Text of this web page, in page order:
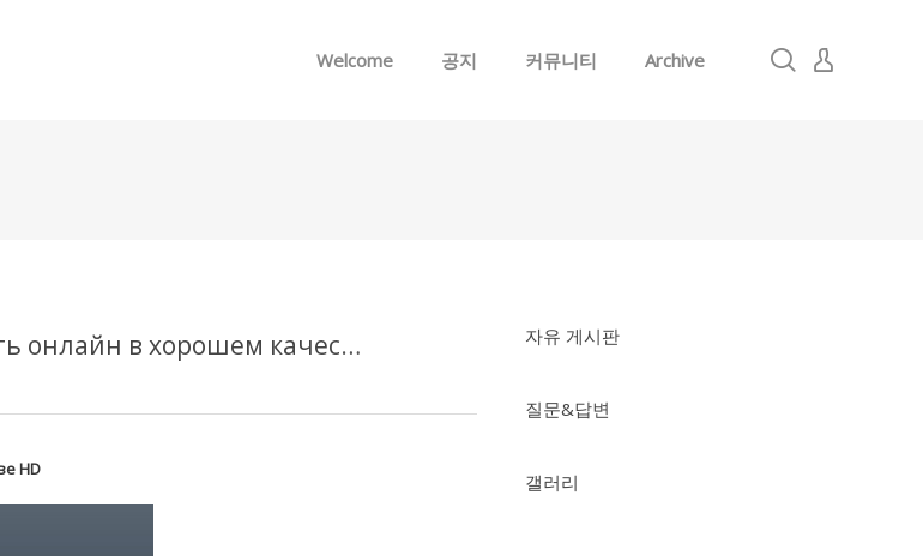
Welcome 공지 커뮤니티 Archive
자유 게시판
질문&답변
갤러리
Великолепная пятёрка 7 сезон 89 серия смотреть онлайн в хорошем качестве HD
HD